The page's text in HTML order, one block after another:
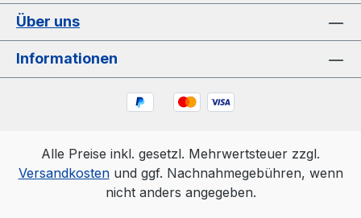
Über uns
Informationen
Alle Preise inkl. gesetzl. Mehrwertsteuer zzgl.
Versandkostenund ggf. Nachnahmegebühren, wenn
nicht anders angegeben.